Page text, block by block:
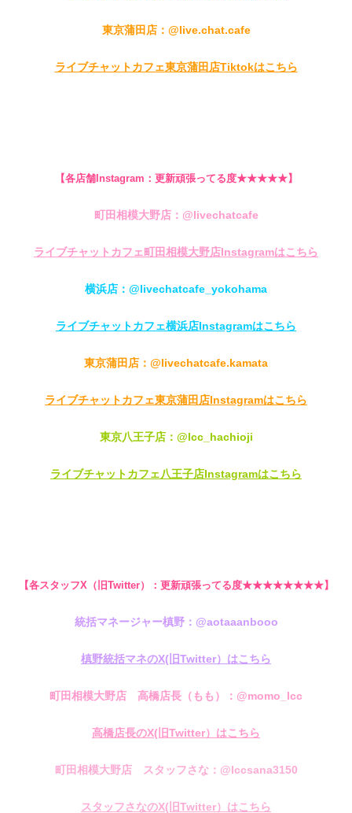
東京蒲田店：@live.chat.cafe
ライブチャットカフェ東京蒲田店Tiktokはこちら
【各店舗Instagram：更新頑張ってる度★★★★★】
町田相模大野店：@livechatcafe
ライブチャットカフェ町田相模大野店Instagramはこちら
横浜店：@livechatcafe_yokohama
ライブチャットカフェ横浜店Instagramはこちら
東京蒲田店：@livechatcafe.kamata
ライブチャットカフェ東京蒲田店Instagramはこちら
東京八王子店：@lcc_hachioji
ライブチャットカフェ八王子店Instagramはこちら
【各スタッフX（旧Twitter）：更新頑張ってる度★★★★★★★★】
統括マネージャー槙野：@aotaaanbooo
槙野統括マネのX(旧Twitter）はこちら
町田相模大野店 高橋店長（もも）：@momo_lcc
高橋店長のX(旧Twitter）はこちら
町田相模大野店 スタッフさな：@lccsana3150
スタッフさなのX(旧Twitter）はこちら